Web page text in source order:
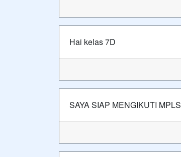
Hai kelas 7D
SAYA SIAP MENGIKUTI MPLS